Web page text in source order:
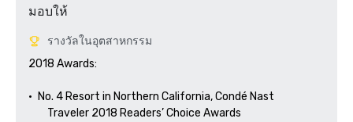
มอบให้
รางวัลในอุตสาหกรรม
2018 Awards:
•	No. 4 Resort in Northern California, Condé Nast
        Traveler 2018 Readers’ Choice Awards